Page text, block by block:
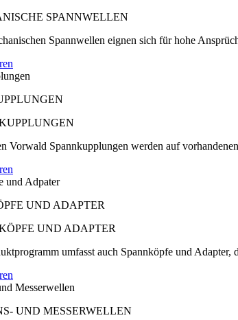
Spannwellen eignen sich für hohe
Vorwald Spannkupplungen werden auf
und Adpater
UND ADAPTER
umfasst auch Spannköpfe und
Messerwellen
UND MESSERWELLEN